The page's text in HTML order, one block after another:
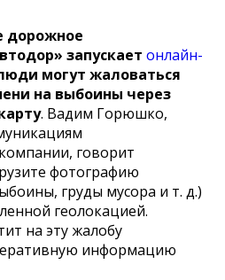
дорожное
запускаетонлайн-
могут жаловаться
на выбоины через
. Вадим Горюшко,
говорит
фотографию
груды мусора и т. д.)
геолокацией.
на эту жалобу
информацию